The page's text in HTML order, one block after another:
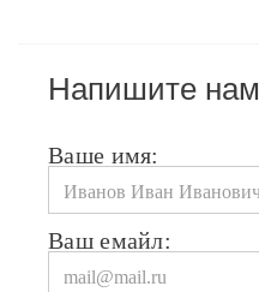
Напишите нам
Ваше имя:
Ваш емайл: